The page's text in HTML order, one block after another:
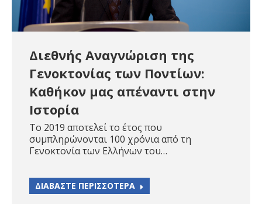
Διεθνής Αναγνώριση της
Γενοκτονίας των Ποντίων:
Καθήκον μας απέναντι στην
Ιστορία
Το 2019 αποτελεί το έτος που
συμπληρώνονται 100 χρόνια από τη
Γενοκτονία των Ελλήνων του…
ΔΙΑΒΑΣΤΕ ΠΕΡΙΣΣΟΤΕΡΑ